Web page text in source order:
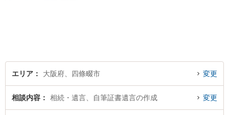
エリア 大阪府、四條畷市 変更
相談内容 相続・遺言、自筆証書遺言の作成 変更